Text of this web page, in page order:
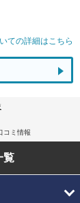
ての詳細はこちら
コミ情報
覧